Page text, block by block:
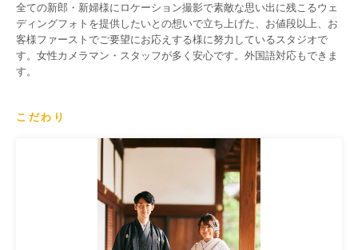
全ての新郎・新婦様にロケーション撮影で素敵な思い出に残こるウェ
ディングフォトを提供したいとの想いで立ち上げた、お値段以上、お
客様ファーストでご要望にお応えする様に努力しているスタジオで
す。女性カメラマン・スタッフが多く安心です。外国語対応もできま
す。
こだわり